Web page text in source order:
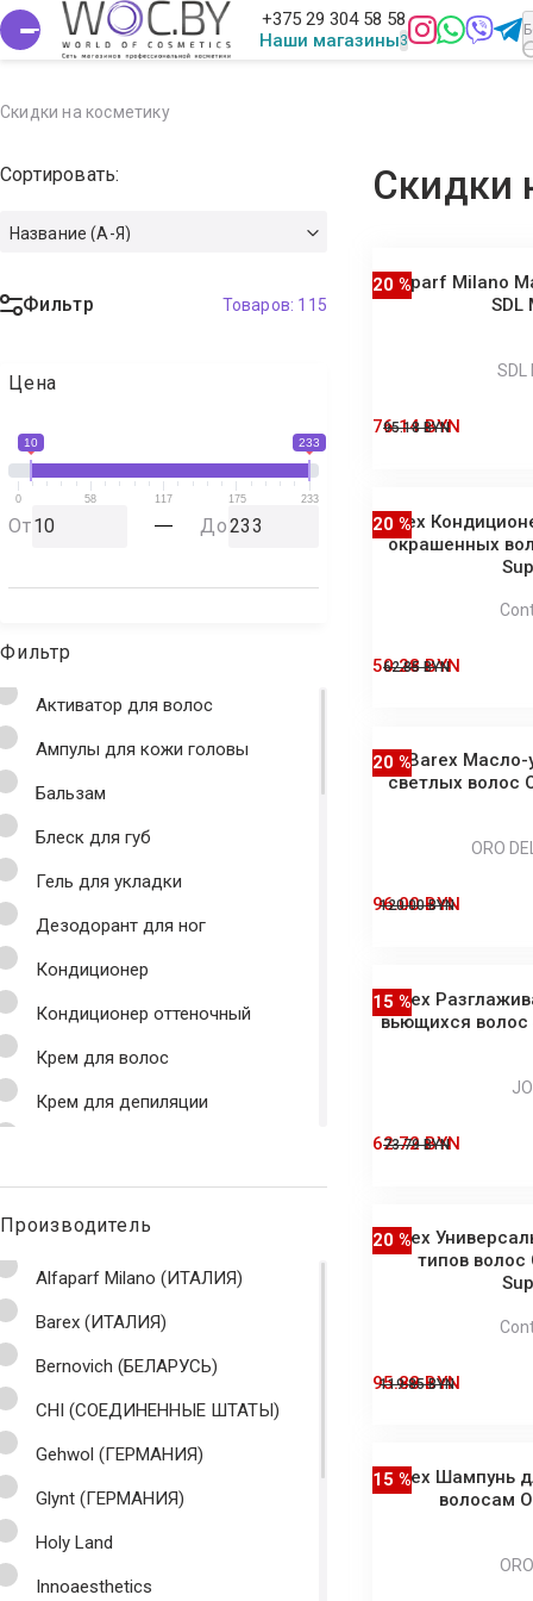
+375 29 304 58 58
Наши магазины
Скидки на косметику
Сортировать:
Название (А-Я)
Фильтр Товаров: 115
Цена
10 233
0 58 117 175 233
От До
Фильтр
Активатор для волос
Ампулы для кожи головы
Бальзам
Блеск для губ
Гель для укладки
Дезодорант для ног
Кондиционер
Кондиционер оттеночный
Крем для волос
Крем для депиляции
Крем для укладки
Лак экстрасильной фиксации
Лосьон для волос
Лосьон для укладки
Маска для волос
Маска оттеночная
Масло для волос
Масло для ногтей
Мусс
Нейтрализатор желтизны
Производитель
Alfaparf Milano (ИТАЛИЯ)
Barex (ИТАЛИЯ)
Bernovich (БЕЛАРУСЬ)
CHI (СОЕДИНЕННЫЕ ШТАТЫ)
Gehwol (ГЕРМАНИЯ)
Glynt (ГЕРМАНИЯ)
Holy Land
Innoaesthetics
Скидки
Alfaparf Milano
SDL
20 %
SDL
95.18 BYN
76.14 BYN
Barex
окрашенных
20 %
62.85 BYN
50.28 BYN
Barex Масло-
светлых волос
20 %
ORO
120.00 BYN
96.00 BYN
Barex
вьющихся волос
15 %
73.79 BYN
62.72 BYN
Barex
типов волос
20 %
119.85 BYN
95.88 BYN
Barex Шампунь
волосам
15 %